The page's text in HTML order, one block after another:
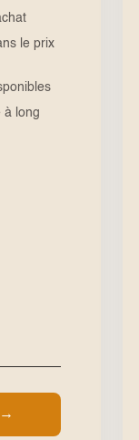
le prix
à long
→